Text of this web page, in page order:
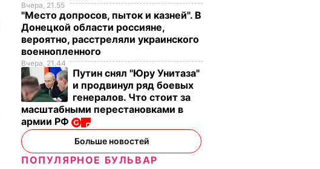
Вчера, 21.55
"Место допросов, пыток и казней". В
Донецкой области россияне,
вероятно, расстреляли украинского
военнопленного
Вчера, 21.44
Путин снял "Юру Унитаза"
и продвинул ряд боевых
генералов. Что стоит за
масштабными перестановками в
армии РФ
Больше новостей
ПОПУЛЯРНОЕ БУЛЬВАР